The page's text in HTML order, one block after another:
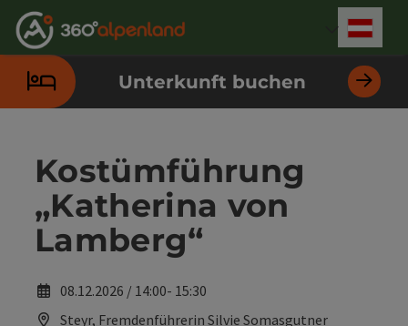
Zum Inhalt
Zur Navigation
Zum Seitenanfang
Zur Kontaktseite
Zur Suche
Zum Impressum
Zu den Hinweisen zur Bedienung der Website
Zur Startseite
Unterkunft buchen
Kostümführung
„Katherina von
Lamberg“
08.12.2026 / 14:00- 15:30
Steyr, Fremdenführerin Silvie Somasgutner